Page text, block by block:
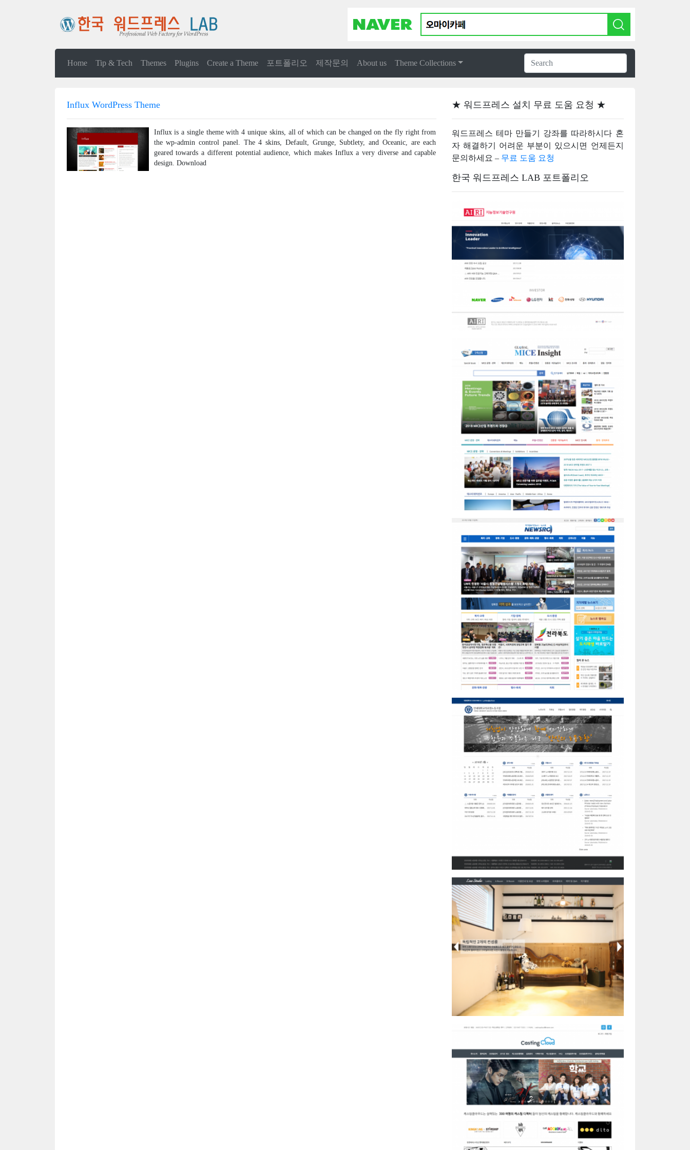
Home Tip & Tech Themes Plugins Create a Theme 포트폴리오 제작문의 About us Theme Collections
Influx WordPress Theme
Influx is a single theme with 4 unique skins, all of which can be changed on the fly right from
the wp-admin control panel. The 4 skins, Default, Grunge, Subtlety, and Oceanic, are each
geared towards a different potential audience, which makes Influx a very diverse and capable
design. Download
★ 워드프레스 설치 무료 도움 요청 ★
워드프레스 테마 만들기 강좌를 따라하시다 혼
자 해결하기 어려운 부분이 있으시면 언제든지
문의하세요 – 무료 도움 요청
한국 워드프레스 LAB 포트폴리오